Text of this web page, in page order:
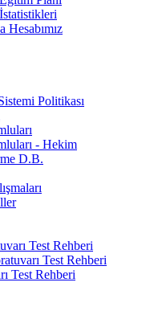
Hesabımız
Politikası
- Hekim
D.B.
Test Rehberi
Test Rehberi
Test Rehberi